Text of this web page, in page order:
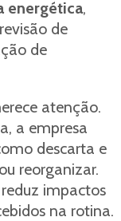
energética,
de
de
atenção.
a empresa
descarta e
reorganizar.
impactos
na rotina.